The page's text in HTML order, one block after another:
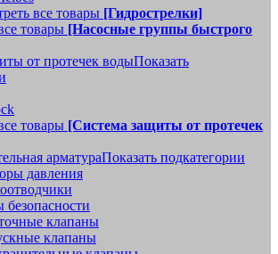
все товары [Гидрострелки]
товары [Насосные группы быстрого
от протечек водыПоказать
товары [Система защиты от протечек
арматураПоказать подкатегории
давления
безопасности
клапаны
клапаны